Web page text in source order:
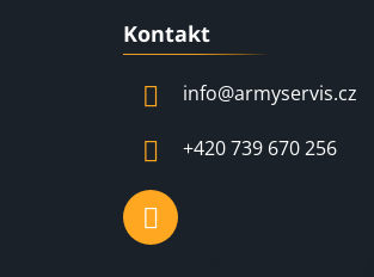
Kontakt
info@armyservis.cz
+420 739 670 256